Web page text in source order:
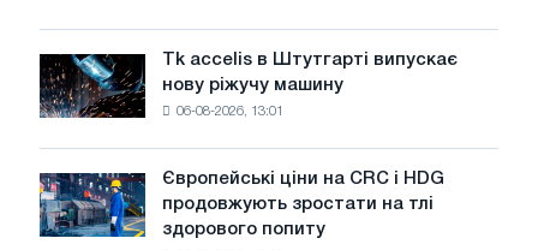
Великої
Вітчизняної
війни
незважаючи
на
літнє
уповільнення
зростання
цін
Tk
accelis
в
нову
ріжучу
машину
Tk accelis в Штутгарті випускає
нову ріжучу машину
06-08-2026, 13:01
Європейські
ціни
на
Європейські ціни на CRC і HDG
продовжують зростати на тлі
здорового попиту